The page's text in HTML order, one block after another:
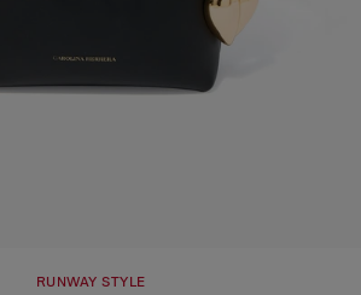
RUNWAY STYLE